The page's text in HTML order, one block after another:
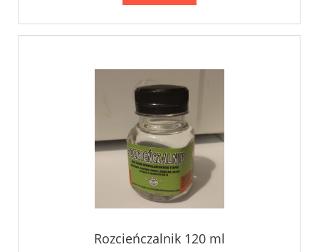
Rozcieńczalnik 120 ml